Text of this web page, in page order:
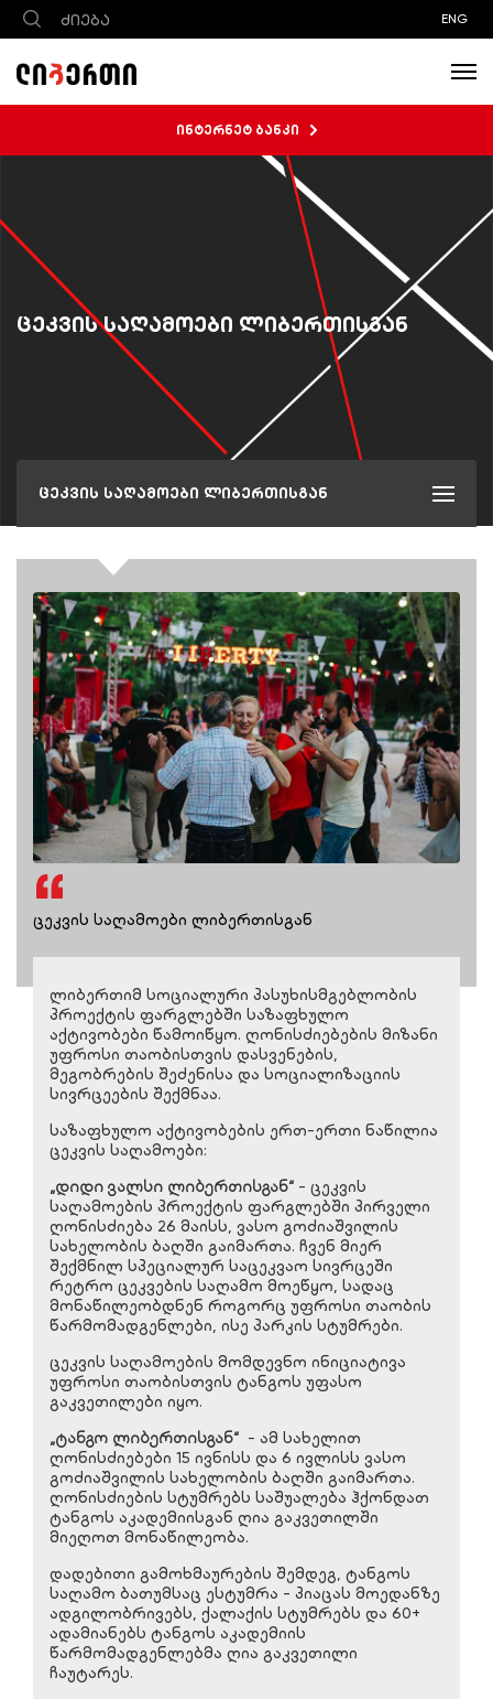
ENG
ინტერნეტ ბანკი
ცეკვის საღამოები ლიბერთისგან
ცეკვის საღამოები ლიბერთისგან
ცეკვის საღამოები ლიბერთისგან
ლიბერთიმ სოციალური პასუხისმგებლობის
პროექტის ფარგლებში საზაფხულო
აქტივობები წამოიწყო. ღონისძიებების მიზანი
უფროსი თაობისთვის დასვენების,
მეგობრების შეძენისა და სოციალიზაციის
სივრცეების შექმნაა.
საზაფხულო აქტივობების ერთ-ერთი ნაწილია
ცეკვის საღამოები:
„დიდი ვალსი ლიბერთისგან“ - ცეკვის
საღამოების პროექტის ფარგლებში პირველი
ღონისძიება 26 მაისს, ვასო გოძიაშვილის
სახელობის ბაღში გაიმართა. ჩვენ მიერ
შექმნილ სპეციალურ საცეკვაო სივრცეში
რეტრო ცეკვების საღამო მოეწყო, სადაც
მონაწილეობდნენ როგორც უფროსი თაობის
წარმომადგენლები, ისე პარკის სტუმრები.
ცეკვის საღამოების მომდევნო ინიციატივა
უფროსი თაობისთვის ტანგოს უფასო
გაკვეთილები იყო.
„ტანგო ლიბერთისგან“ - ამ სახელით
ღონისძიებები 15 ივნისს და 6 ივლისს ვასო
გოძიაშვილის სახელობის ბაღში გაიმართა.
ღონისძიების სტუმრებს საშუალება ჰქონდათ
ტანგოს აკადემიისგან ღია გაკვეთილში
მიეღოთ მონაწილეობა.
დადებითი გამოხმაურების შემდეგ, ტანგოს
საღამო ბათუმსაც ესტუმრა - პიაცას მოედანზე
ადგილობრივებს, ქალაქის სტუმრებს და 60+
ადამიანებს ტანგოს აკადემიის
წარმომადგენლებმა ღია გაკვეთილი
ჩაუტარეს.